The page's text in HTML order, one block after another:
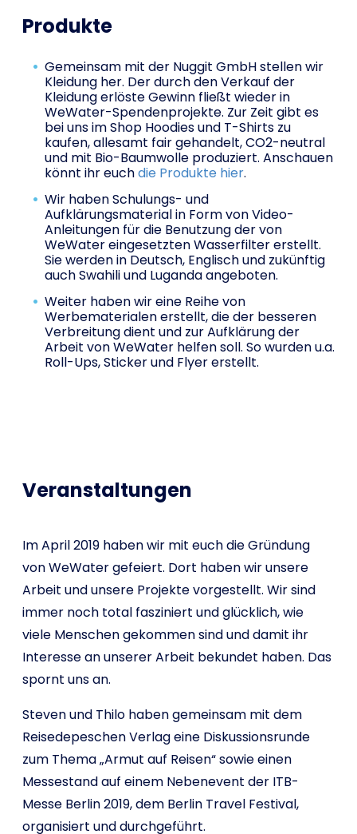
Produkte
Gemeinsam mit der Nuggit GmbH stellen wir
Kleidung her. Der durch den Verkauf der
Kleidung erlöste Gewinn fließt wieder in
WeWater-Spendenprojekte. Zur Zeit gibt es
bei uns im Shop Hoodies und T-Shirts zu
kaufen, allesamt fair gehandelt, CO2-neutral
und mit Bio-Baumwolle produziert. Anschauen
könnt ihr euchdie Produkte hier.
Wir haben Schulungs- und
Aufklärungsmaterial in Form von Video-
Anleitungen für die Benutzung der von
WeWater eingesetzten Wasserfilter erstellt.
Sie werden in Deutsch, Englisch und zukünftig
auch Swahili und Luganda angeboten.
Weiter haben wir eine Reihe von
Werbematerialen erstellt, die der besseren
Verbreitung dient und zur Aufklärung der
Arbeit von WeWater helfen soll. So wurden u.a.
Roll-Ups, Sticker und Flyer erstellt.
Veranstaltungen
Im April 2019 haben wir mit euch die Gründung
von WeWater gefeiert. Dort haben wir unsere
Arbeit und unsere Projekte vorgestellt. Wir sind
immer noch total fasziniert und glücklich, wie
viele Menschen gekommen sind und damit ihr
Interesse an unserer Arbeit bekundet haben. Das
spornt uns an.
Steven und Thilo haben gemeinsam mit dem
Reisedepeschen Verlag eine Diskussionsrunde
zum Thema „Armut auf Reisen“ sowie einen
Messestand auf einem Nebenevent der ITB-
Messe Berlin 2019, dem Berlin Travel Festival,
organisiert und durchgeführt.